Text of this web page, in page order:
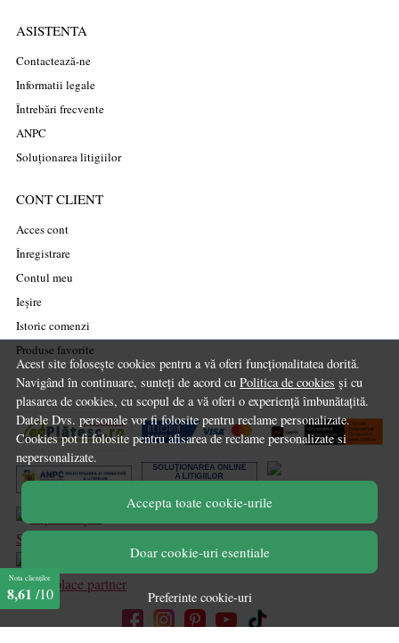
Acest site folosește cookies pentru a vă oferi funcționalitatea dorită.
Navigând în continuare, sunteți de acord cu Politica de cookies și cu
plasarea de cookies, cu scopul de a vă oferi o experiență îmbunătațită.
Datele Dvs. personale vor fi folosite pentru reclame personalizate.
Cookies pot fi folosite pentru afisarea de reclame personalizate si
nepersonalizate.
Accepta toate cookie-urile
Doar cookie-uri esentiale
Preferinte cookie-uri
ASISTENTA
Contactează-ne
Informatii legale
Întrebări frecvente
ANPC
Soluționarea litigiilor
CONT CLIENT
Acces cont
Înregistrare
Contul meu
Ieșire
Istoric comenzi
Produse favorite
marketplace partner
Nota clienților
8,61 /10